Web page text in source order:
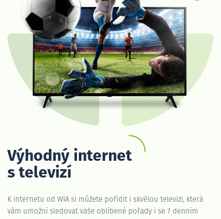
Výhodný internet
s televizí
K internetu od WIA si můžete pořídit i skvělou televizi, která
vám umožní sledovat vaše oblíbené pořady i se 7 denním